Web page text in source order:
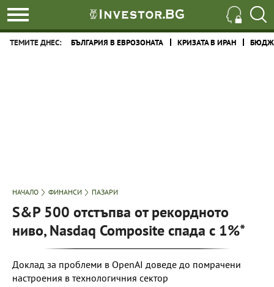
ТЕМИТЕ ДНЕС: БЪЛГАРИЯ В ЕВРОЗОНАТА КРИЗАТА В ИРАН
НАЧАЛО ФИНАНСИ ПАЗАРИ
S&P 500 отстъпва от рекордното
ниво, Nasdaq Composite спада с 1%*
Доклад за проблеми в OpenAI доведе до помрачени
настроения в технологичния сектор